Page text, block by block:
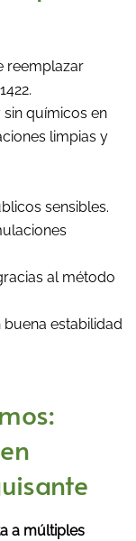
reemplazar
sin químicos en
limpias y
sensibles.
al método
buena estabilidad
a múltiples